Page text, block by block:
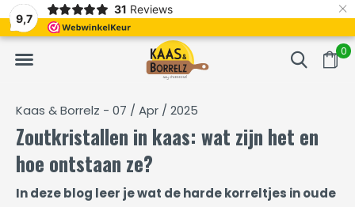
9,7
31 Reviews ×
0
Vaak volgende dag geleverd Gratis bezorgd
Kaas & Borrelz - 07 / Apr / 2025
Zoutkristallen in kaas: wat zijn het en
hoe ontstaan ze?
In deze blog leer je wat de harde korreltjes in oude